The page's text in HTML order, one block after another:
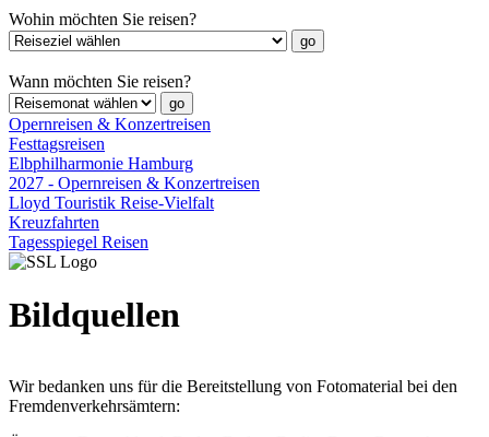
Wohin möchten Sie reisen?
Wann möchten Sie reisen?
Opernreisen & Konzertreisen
Festtagsreisen
Elbphilharmonie Hamburg
2027 - Opernreisen & Konzertreisen
Lloyd Touristik Reise-Vielfalt
Kreuzfahrten
Tagesspiegel Reisen
Bildquellen
Wir bedanken uns für die Bereitstellung von Fotomaterial bei den
Fremdenverkehrsämtern: